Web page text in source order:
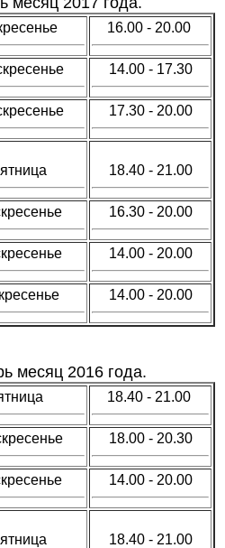
16.00 - 20.00
14.00 - 17.30
17.30 - 20.00
18.40 - 21.00
16.30 - 20.00
14.00 - 20.00
14.00 - 20.00
месяц 2016 года.
18.40 - 21.00
18.00 - 20.30
14.00 - 20.00
18.40 - 21.00